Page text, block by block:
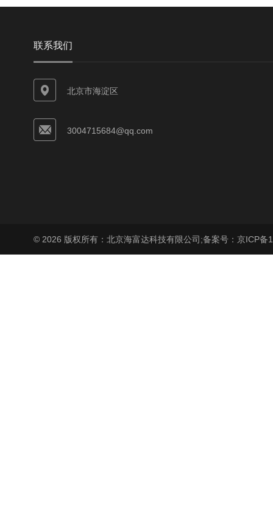
联系我们
北京市海淀区
3004715684@qq.com
© 2026 版权所有：北京海富达科技有限公司;备案号：京ICP备